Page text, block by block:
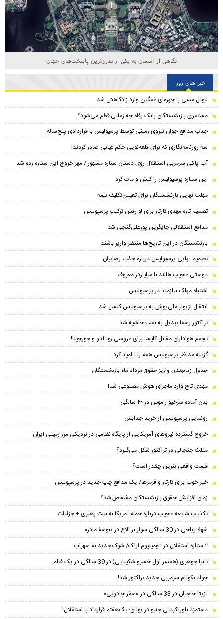
نگاهی از آسمان به یکی از مدرن‌ترین پایتخت‌های جهان
خبر های روز
لیونل مسی با چهره‌ای غمگین وارد زادگاهش شد
مستمری بازنشستگان بانک رفاه چه زمانی قطع می‌شود؟
جذب مدافع جوان نیروی زمینی توسط پرسپولیس با قراردادی پنج‌ساله
سه روزنامه‌نگاری که برای قلعه‌نویی حکم غیابی صادر کردند!
آب پاکی سرمربی استقلال روی دستان ستاره مشهور / مهر خروج این ستاره زده شد
این ستاره پرسپولیس را کیش و مات کرد
مهلت نهایی بازنشستگان برای تعیین‌تکلیف بیمه
تصمیم تازه مهدی تارتار برای لو رفتن ترکیب پرسپولیس
مدافع استقلالی جایگزین پورعلی‌گنجی شد
بازنشستگان در این تاریخ‌ها منتظر واریز باشند
تصمیم نهایی پرسپولیس درباره جذب رضاییان
دوستی عجیب هالند با میلیاردر معروف
اشتباه مهلک نیازمند در پرسپولیس
انتقال لژیونر ملی‌پوش به پرسپولیس کنسل شد
تراکتور رسما تبدیل به بمب حاشیه شد
تجمع هواداران مقابل کلیسا برای عروسی رونالدو و جورجینا!
گزینه مدنظر پرسپولیس همه را ناامید کرد
جدول زمانبندی واریز حقوق مرداد ماه بازنشستگان
مهدی تاج وارد ماجرای هوش مصنوعی شد!
بدن آماده سرخیو راموس در ۴۰ سالگی
رونمایی پرسپولیس از خرید جذابش
خروج گسترده نیروهای آمریکایی از پایگاه نظامی در نزدیکی مرز زمینی ایران
مثلث جنجالی در تراکتور شکل می‌گیرد؟
قیمت واقعی بنزین چقدر است؟
خبر خوب برای تارتار و قرمزها/ یک مدافع چپ جدید در پرسپولیس
زمان افزایش حقوق بازنشستگان مشخص شد؟
تکذیب شایعه عجیب درباره حمله آمریکا به بیت رهبری + جزئیات
شهلا ریاحی در 30 سالگی سوار بر الاغ در «بوسۀ مادر»
۲ ستاره استقلال در آلومینیوم اراک/ شوک جدید به سهراب
تانیا جوهری (همسر اول خسرو شکیبایی) در 39 سالگی در یک فیلم
جواد نکونام سرمربی جدید تراکتور شد!
آزیتا حاجیان در 33 سالگی در «سفر جادویی»
دستمزد باورنکردنی جنپو در یونان؛ یک‌هفتم قرارداد با استقلال!